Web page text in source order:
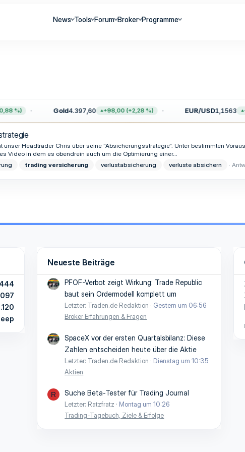
News Tools Forum Broker Programme
%) Gold4.397,60 +98,00 (+2,28 %) EUR/USD1,1563
Headtrader Chris über seine "Absicherungsstrategie". Unter bestimmten
Video in dem es obendrein auch um die Optimierung einer...
trading versicherung verlustabsicherung verluste absichern
Neueste Beiträge
PFOF-Verbot zeigt Wirkung: Trade Republic
baut sein Ordermodell komplett um
Letzter: Traden.de Redaktion
Gestern um 06:56
Broker Erfahrungen & Fragen
SpaceX vor der ersten Quartalsbilanz: Diese
Zahlen entscheiden heute über die Aktie
Letzter: Traden.de Redaktion
Dienstag um 10:35
Aktien
R Suche Beta-Tester für Trading Journal
Letzter: Ratzfratz
Montag um 10:26
Trading-Tagebuch, Ziele & Erfolge